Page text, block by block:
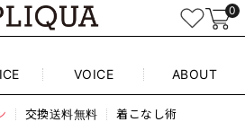
0
VOICE ABOUT
交換送料無料 着こなし術